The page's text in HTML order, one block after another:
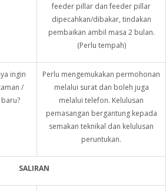
feeder pillar dan feeder pillar
dipecahkan/dibakar, tindakan
pembaikan ambil masa 2 bulan.
(Perlu tempah)
ingin
/
Perlu mengemukakan permohonan
melalui surat dan boleh juga
melalui telefon. Kelulusan
pemasangan bergantung kepada
semakan teknikal dan kelulusan
peruntukan.
SALIRAN